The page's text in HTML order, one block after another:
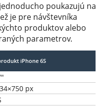
poukazujú na
je pre návštevníka
produktov alebo
parametrov.
iPhone 6S
px